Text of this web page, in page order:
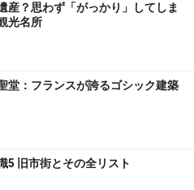
のフマユーン廟」などがあ
教・ヒンドゥー教が混じっ
」や、ヒンドゥー教・イス
ーのクトゥブ・ミナールと
遺産もある。
15件の世界遺産を紹介しよ
産？思わず「がっかり」してしま
光名所
堂：フランスが誇るゴシック建築
5 旧市街とその全リスト